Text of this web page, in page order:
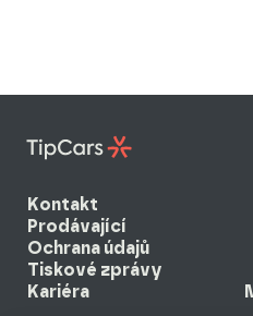
Kontakt
Prodávající
Ochrana údajů
Tiskové zprávy
Kariéra